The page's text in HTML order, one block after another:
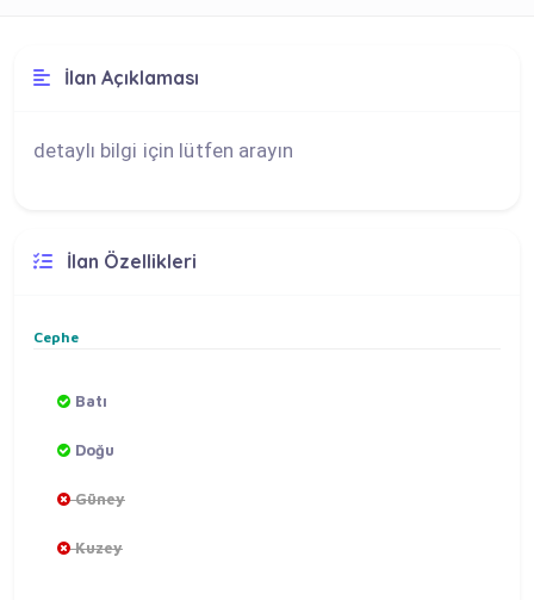
İlan Açıklaması
detaylı bilgi için lütfen arayın
İlan Özellikleri
Cephe
Batı
Doğu
Güney
Kuzey